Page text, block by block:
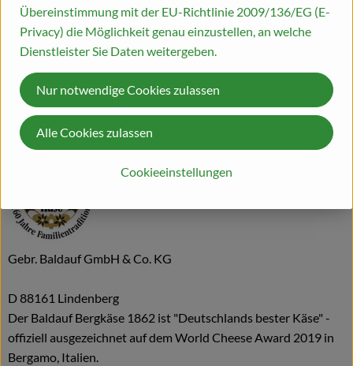
Hersteller: Baldauf Käse
Deutschland
Gebr. Baldauf GmbH & Co. KG
D 88161 Lindenberg
Der Baldauf Bergkäse 1862 ist "Deutschlands bester Käse" -
offiziell ausgezeichnet auf dem World Cheese Award 2019 in
Bergamo, Italien.
Übereinstimmung mit der EU-Richtlinie 2009/136/EG (E-
Privacy) die Möglichkeit genau einzustellen, an welche
Dienstleister Sie Daten weitergeben.
Cookieeinstellungen
Nur notwendige Cookies zulassen
Alle Cookies zulassen